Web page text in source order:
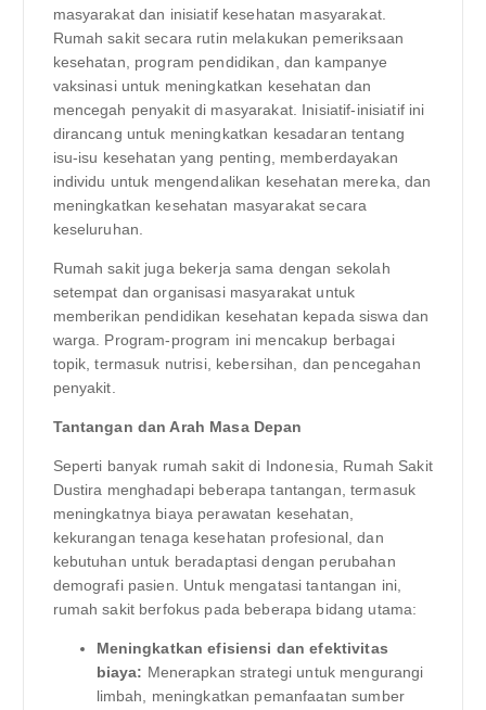
masyarakat dan inisiatif kesehatan masyarakat.
Rumah sakit secara rutin melakukan pemeriksaan
kesehatan, program pendidikan, dan kampanye
vaksinasi untuk meningkatkan kesehatan dan
mencegah penyakit di masyarakat. Inisiatif-inisiatif ini
dirancang untuk meningkatkan kesadaran tentang
isu-isu kesehatan yang penting, memberdayakan
individu untuk mengendalikan kesehatan mereka, dan
meningkatkan kesehatan masyarakat secara
keseluruhan.
Rumah sakit juga bekerja sama dengan sekolah
setempat dan organisasi masyarakat untuk
memberikan pendidikan kesehatan kepada siswa dan
warga. Program-program ini mencakup berbagai
topik, termasuk nutrisi, kebersihan, dan pencegahan
penyakit.
Tantangan dan Arah Masa Depan
Seperti banyak rumah sakit di Indonesia, Rumah Sakit
Dustira menghadapi beberapa tantangan, termasuk
meningkatnya biaya perawatan kesehatan,
kekurangan tenaga kesehatan profesional, dan
kebutuhan untuk beradaptasi dengan perubahan
demografi pasien. Untuk mengatasi tantangan ini,
rumah sakit berfokus pada beberapa bidang utama:
Meningkatkan efisiensi dan efektivitas
biaya: Menerapkan strategi untuk mengurangi
limbah, meningkatkan pemanfaatan sumber